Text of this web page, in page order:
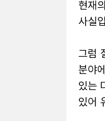
현재
사실
그럼
분야
있는
있어